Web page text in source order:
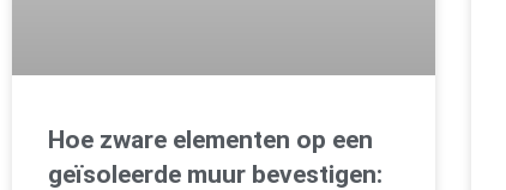
Hoe zware elementen op een
geïsoleerde muur bevestigen: